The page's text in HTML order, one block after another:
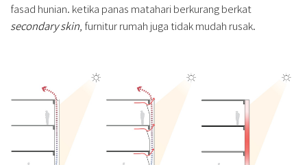
fasad hunian. ketika panas matahari berkurang berkat
secondary skin, furnitur rumah juga tidak mudah rusak.